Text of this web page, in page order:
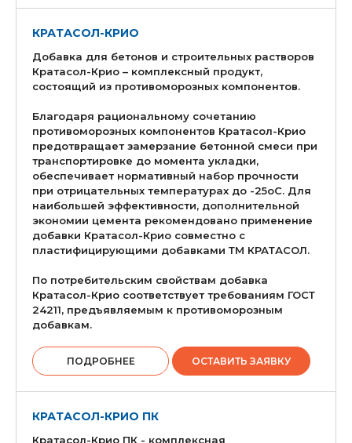
КРАТАСОЛ-КРИО
Добавка для бетонов и строительных растворов
Кратасол-Крио – комплексный продукт,
состоящий из противоморозных компонентов.
Благодаря рациональному сочетанию
противоморозных компонентов Кратасол-Крио
предотвращает замерзание бетонной смеси при
транспортировке до момента укладки,
обеспечивает нормативный набор прочности
при отрицательных температурах до -25оС. Для
наибольшей эффективности, дополнительной
экономии цемента рекомендовано применение
добавки Кратасол-Крио совместно с
пластифицирующими добавками ТМ КРАТАСОЛ.
По потребительским свойствам добавка
Кратасол-Крио соответствует требованиям ГОСТ
24211, предъявляемым к противоморозным
добавкам.
ПОДРОБНЕЕ ОСТАВИТЬ ЗАЯВКУ
КРАТАСОЛ-КРИО ПК
Кратасол-Крио ПК - комплексная